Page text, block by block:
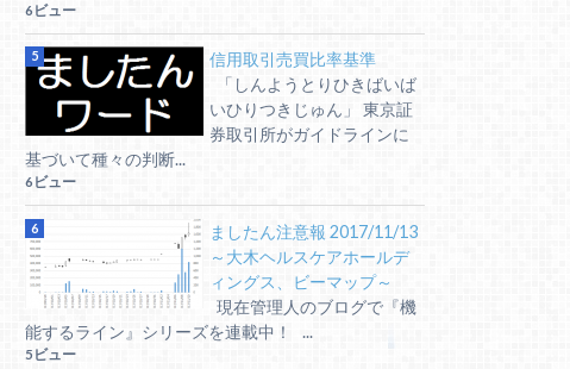
6ビュー
信用取引売買比率基準
「しんようとりひきばいば
いひりつきじゅん」 東京証
券取引所がガイドラインに
基づいて種々の判断...
6ビュー
ましたん注意報 2017/11/13
～大木ヘルスケアホールデ
ィングス、ビーマップ～
現在管理人のブログで『機
能するライン』シリーズを連載中！ ...
5ビュー